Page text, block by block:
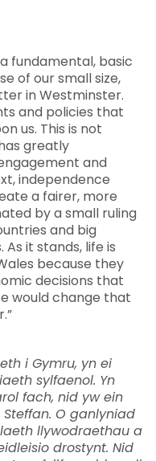
fundamental, basic
of our small size,
in Westminster.
and policies that
us. This is not
greatly
and
independence
a fairer, more
by a small ruling
and big
it stands, life is
because they
decisions that
would change that
i Gymru, yn ei
sylfaenol. Yn
fach, nid yw ein
O ganlyniad
llywodraethau a
drostynt. Nid